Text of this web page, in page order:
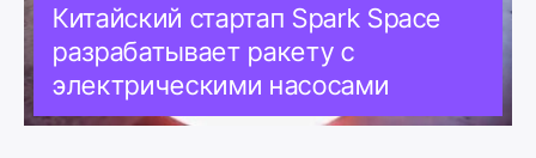
Китайский стартап Spark Space
разрабатывает ракету с
электрическими насосами